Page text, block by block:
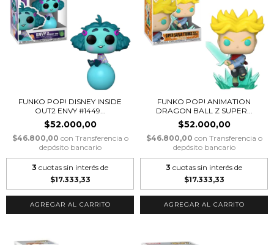
FUNKO POP! DISNEY INSIDE
OUT2 ENVY #1449...
$52.000,00
$46.800,00 con Transferencia o
depósito bancario
3 cuotas sin interés de
$17.333,33
FUNKO POP! ANIMATION
DRAGON BALL Z SUPER...
$52.000,00
$46.800,00 con Transferencia o
depósito bancario
3 cuotas sin interés de
$17.333,33